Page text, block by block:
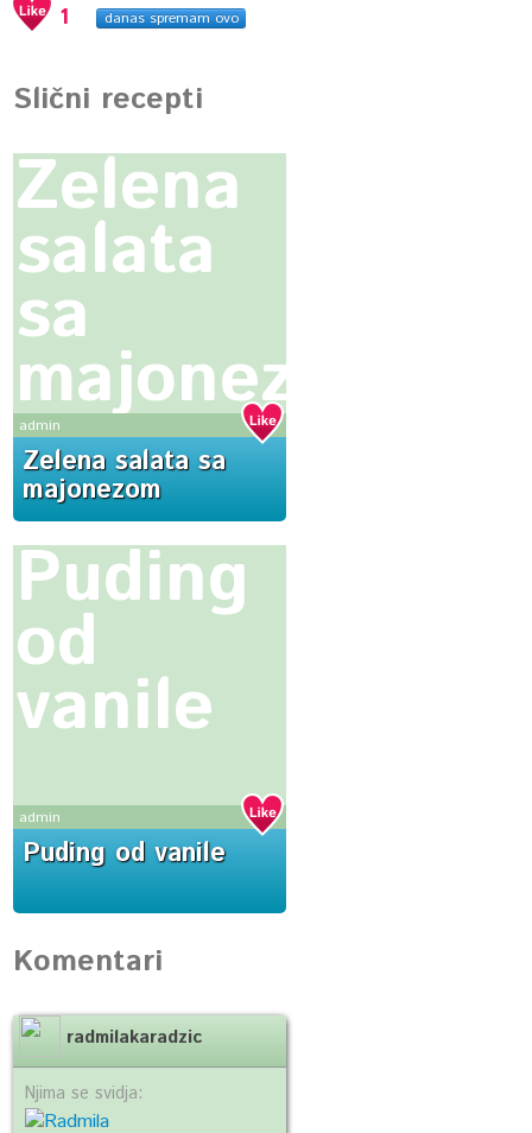
1 danas spremam ovo
Slični recepti
Zelena
salata
sa
majonezom
admin
Zelena salata sa
majonezom
Puding
od
vanile
admin
Puding od vanile
Komentari
radmilakaradzic
Njima se svidja: